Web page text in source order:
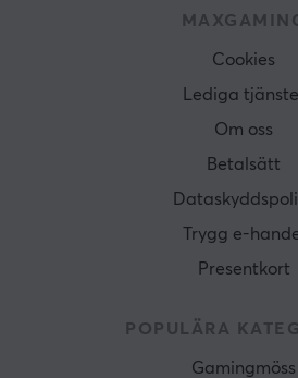
Cookies
Lediga
Om oss
Betalsätt
Trygg e-
Presentkort
POPULÄRA
Gamingmöss